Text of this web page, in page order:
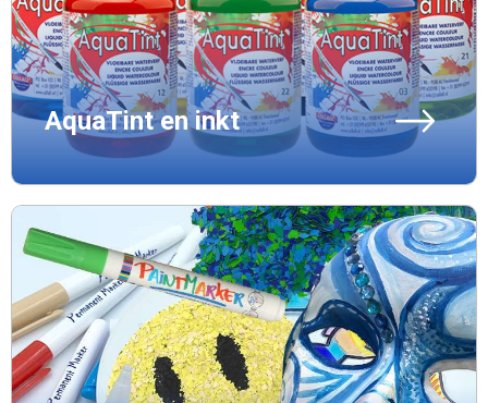
AquaTint en inkt